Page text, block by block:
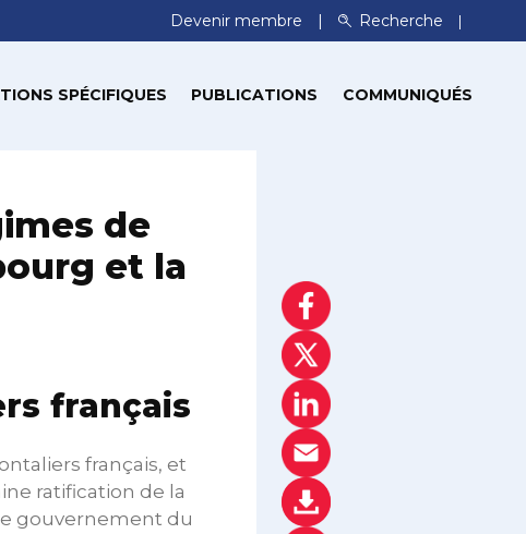
Devenir membre Recherche
SPÉCIFIQUES PUBLICATIONS COMMUNIQUÉS
de
et la
français
français, et
ratification de la
gouvernement du